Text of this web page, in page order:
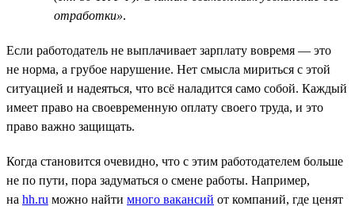
отработки».
Если работодатель не выплачивает зарплату вовремя — это
не норма, а грубое нарушение. Нет смысла мириться с этой
ситуацией и надеяться, что всё наладится само собой. Каждый
имеет право на своевременную оплату своего труда, и это
право важно защищать.
Когда становится очевидно, что с этим работодателем больше
не по пути, пора задуматься о смене работы. Например,
на hh.ru можно найти много вакансий от компаний, где ценят